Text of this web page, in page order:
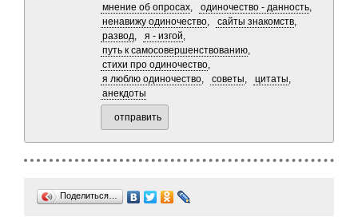
мнение об опросах
одиночество - данность
ненавижу одиночество
сайты знакомств
развод
я - изгой
путь к самосовершенствованию
стихи про одиночество
я люблю одиночество
советы цитаты
анекдоты
отправить
Поделиться…